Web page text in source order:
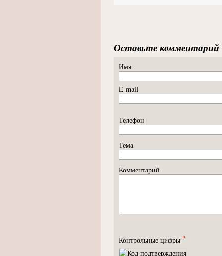
Оставьте комментарий
Имя
E-mail
Телефон
Тема
Комментарий
Контрольные цифры *